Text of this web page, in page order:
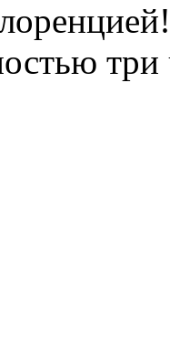
три